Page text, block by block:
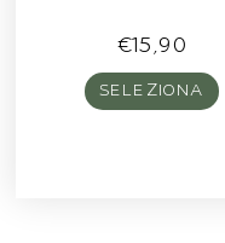
€15,90
SELEZIONA